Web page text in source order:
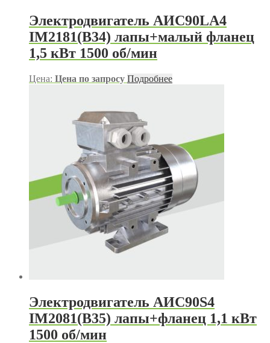
Электродвигатель АИС90LА4
IM2181(B34) лапы+малый фланец
1,5 кВт 1500 об/мин
Цена: Цена по запросу Подробнее
Электродвигатель АИС90S4
IM2081(B35) лапы+фланец 1,1 кВт
1500 об/мин